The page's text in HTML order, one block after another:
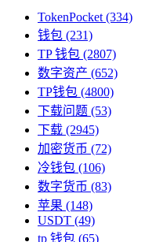
TokenPocket (334)
钱包 (231)
TP 钱包 (2807)
数字资产 (652)
TP钱包 (4800)
下载问题 (53)
下载 (2945)
加密货币 (72)
冷钱包 (106)
数字货币 (83)
苹果 (148)
USDT (49)
tp 钱包 (65)